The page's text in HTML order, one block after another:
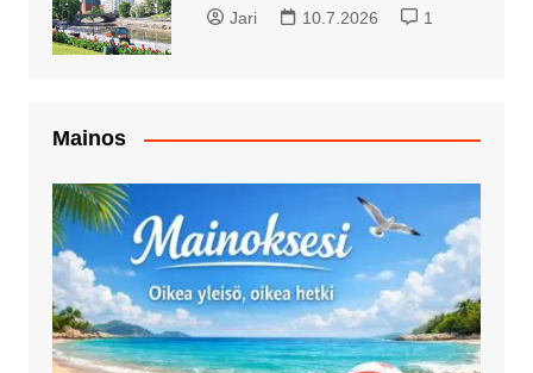
Jari 10.7.2026 1
Mainos